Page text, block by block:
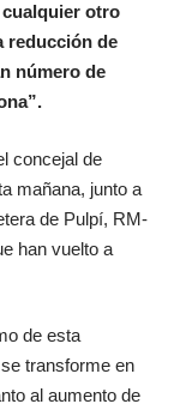
otro
reducción de
número de
concejal de
mañana, junto a
de Pulpí, RM-
han vuelto a
de esta
transforme en
al aumento de